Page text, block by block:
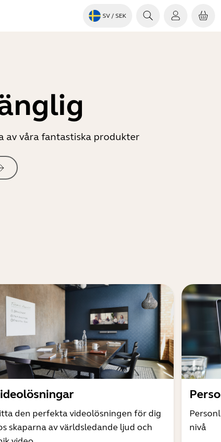
SV / SEK
av våra fantastiska produkter
den perfekta videolösningen för dig
skaparna av världsledande ljud och
nivå